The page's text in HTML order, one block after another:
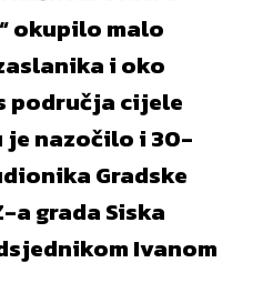
okupilo malo
i oko
područja cijele
je nazočilo i 30-
Gradske
a grada Siska
Ivanom